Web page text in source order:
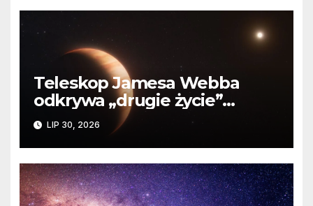
Teleskop Jamesa Webba
odkrywa „drugie życie”
planety krążącej wokół
martwej gwiazdy
LIP 30, 2026